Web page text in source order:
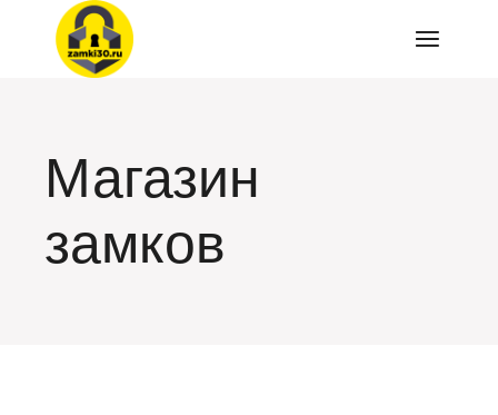
Перейти
содержимому
Магазин
замков